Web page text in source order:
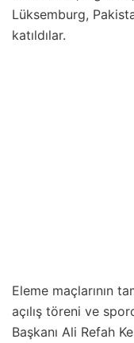
Lüksemburg,
katıldılar.
Eleme maçlarının
açılış töreni ve
Başkanı Ali Refah